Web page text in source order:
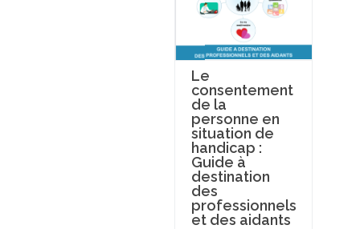
Le
consentement
de la
personne en
situation de
handicap :
Guide à
destination
des
professionnels
et des aidants